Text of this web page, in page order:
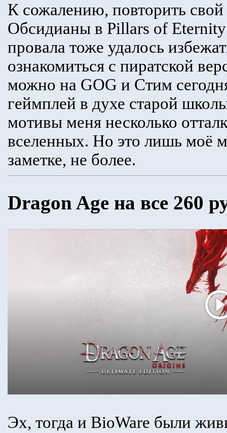
К сожалению, повторить
Обсидианы в Pillars of
провала тоже удалось
ознакомиться с пиратской
можно на GOG и Стим
геймплей в духе старой
мотивы меня несколько
вселенных. Но это лишь моё
заметке, не более.
Dragon Age на все 260
Эх, тогда и BioWare были